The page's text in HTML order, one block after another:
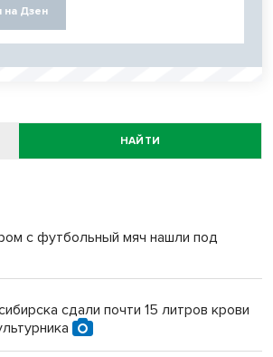
на Дзен
НАЙТИ
с футбольный мяч нашли под
сдали почти 15 литров крови